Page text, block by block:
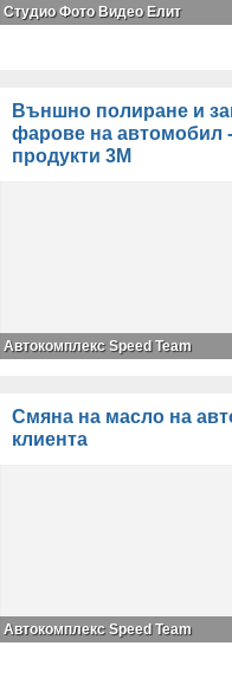
Студио Фото Видео Елит
Външно полиране и
фарове на автомобил
продукти 3M
Автокомплекс Speed Team
Смяна на масло на
клиента
Автокомплекс Speed Team